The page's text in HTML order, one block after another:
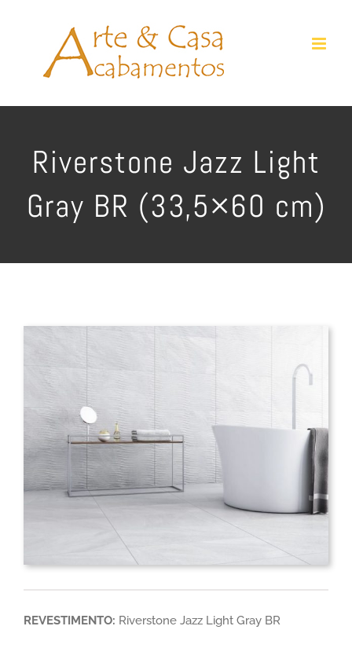
Riverstone Jazz Light
Gray BR (33,5×60 cm)
REVESTIMENTO: Riverstone Jazz Light Gray BR